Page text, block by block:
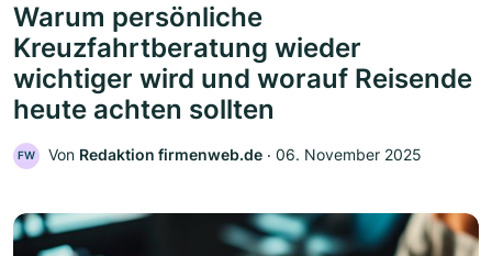
Warum persönliche
Kreuzfahrtberatung wieder
wichtiger wird und worauf Reisende
heute achten sollten
FW Von Redaktion firmenweb.de ‧ 06. November 2025